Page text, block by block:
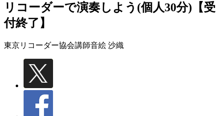
リコーダーで演奏しよう(個人30分)【受
付終了】
東京リコーダー協会講師音絵 沙織